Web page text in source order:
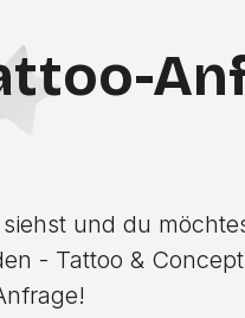
und du
- Tattoo &